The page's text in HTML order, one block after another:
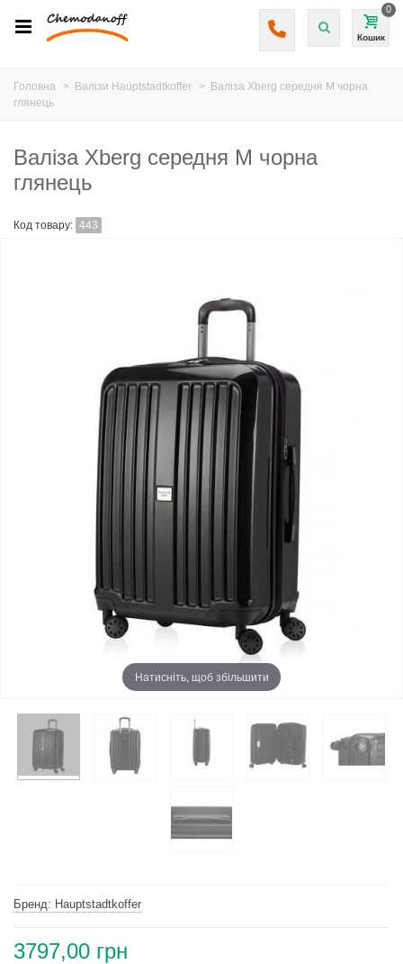
Кошик
0
Головна > Валізи Hauptstadtkoffer > Валіза Xberg середня M чорна
глянець
Валіза Xberg середня M чорна
глянець
Код товару: 443
Натисніть, щоб збільшити
Бренд: Hauptstadtkoffer
3797,00 грн